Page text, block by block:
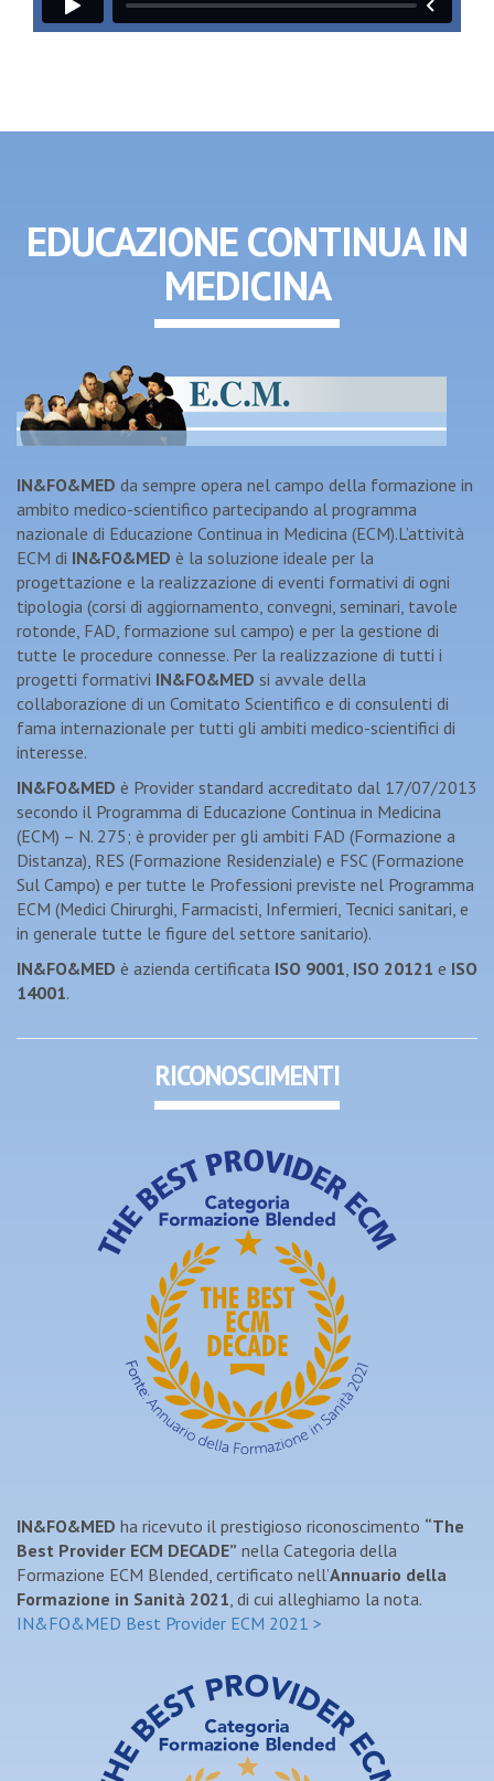
EDUCAZIONE CONTINUA IN
MEDICINA
IN&FO&MED da sempre opera nel campo della formazione in
ambito medico-scientifico partecipando al programma
nazionale di Educazione Continua in Medicina (ECM).L’attività
ECM di IN&FO&MED è la soluzione ideale per la
progettazione e la realizzazione di eventi formativi di ogni
tipologia (corsi di aggiornamento, convegni, seminari, tavole
rotonde, FAD, formazione sul campo) e per la gestione di
tutte le procedure connesse. Per la realizzazione di tutti i
progetti formativi IN&FO&MED si avvale della
collaborazione di un Comitato Scientifico e di consulenti di
fama internazionale per tutti gli ambiti medico-scientifici di
interesse.
IN&FO&MED è Provider standard accreditato dal 17/07/2013
secondo il Programma di Educazione Continua in Medicina
(ECM) – N. 275; è provider per gli ambiti FAD (Formazione a
Distanza), RES (Formazione Residenziale) e FSC (Formazione
Sul Campo) e per tutte le Professioni previste nel Programma
ECM (Medici Chirurghi, Farmacisti, Infermieri, Tecnici sanitari, e
in generale tutte le figure del settore sanitario).
IN&FO&MED è azienda certificata ISO 9001 ISO 20121 e ISO
14001.
RICONOSCIMENTI
IN&FO&MED ha ricevuto il prestigioso riconoscimento “The
Best Provider ECM DECADE” nella Categoria della
Formazione ECM Blended, certificato nell’Annuario della
Formazione in Sanità 2021 , di cui alleghiamo la nota.
IN&FO&MED Best Provider ECM 2021 >